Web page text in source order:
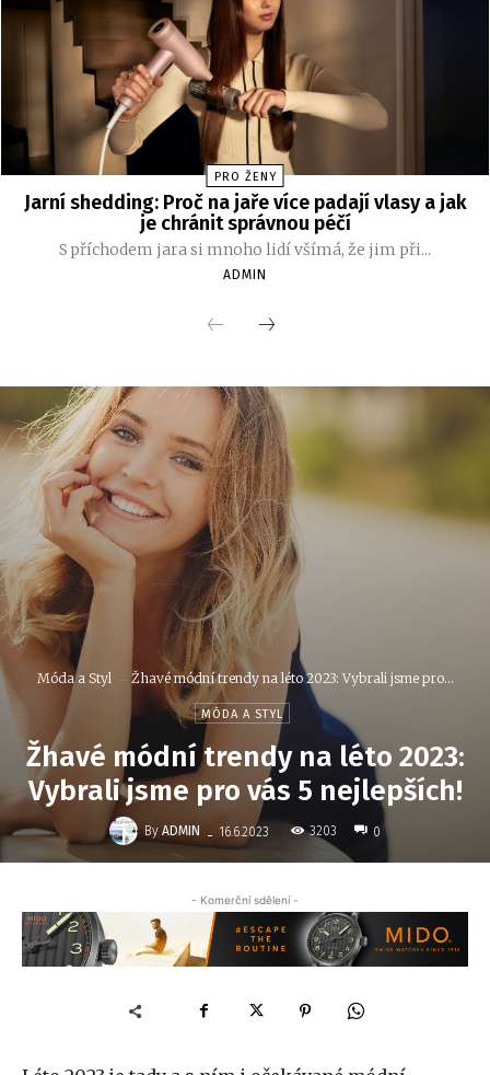
PRO ŽENY
Jarní shedding: Proč na jaře více padají vlasy a jak
je chránit správnou péčí
S příchodem jara si mnoho lidí všímá, že jim při...
ADMIN